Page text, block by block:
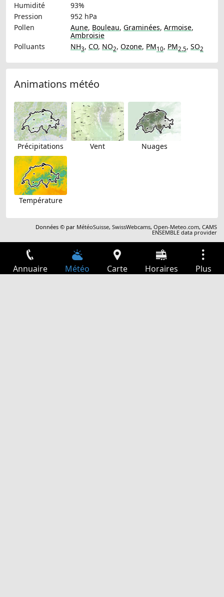
Humidité
93%
Pression
952 hPa
Pollen
Aune, Bouleau, Graminées, Armoise,
Ambroisie
Polluants
NH3, CO, NO2, Ozone, PM10, PM2.5, SO2
Animations météo
Précipitations Vent Nuages
Température
Données © par MétéoSuisse,SwissWebcams,Open-Meteo.com,CAMS
ENSEMBLE data provider
Annuaire Météo Carte Horaires Plus